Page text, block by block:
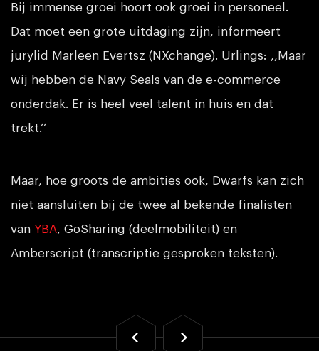
Bij immense groei hoort ook groei in personeel.
Dat moet een grote uitdaging zijn, informeert
jurylid Marleen Evertsz (NXchange). Urlings: ,,Maar
wij hebben de Navy Seals van de e-commerce
onderdak. Er is heel veel talent in huis en dat
trekt.’’
Maar, hoe groots de ambities ook, Dwarfs kan zich
niet aansluiten bij de twee al bekende finalisten
van YBA, GoSharing (deelmobiliteit) en
Amberscript (transcriptie gesproken teksten).